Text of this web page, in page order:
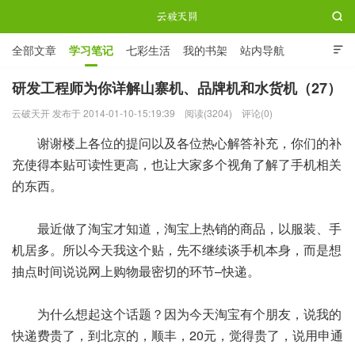

全部文章 学习笔记 七彩生活 我的书架 站内导航
ABOUT ME

研发工程师为你详解山寨机、品牌机和水货机（27）
云破天开 发布于 2014-01-10-15:19:39 阅读(3204) 评论(0)
谢谢楼上各位的提问以及各位热心解答补充，你们的补
充使得本贴可读性更高，也让大家多个视角了解了手机相关
的东西。
最近做了淘宝才知道，淘宝上热销的商品，以服装、手
机居多。所以今天我这个贴，先不继续谈手机本身，而是想
抽点时间说说网上购物最密切的环节–快递。
为什么想起这个话题？因为今天淘宝有个朋友，说我的
快递费贵了，到北京的，顺丰，20元，觉得贵了，说用申通